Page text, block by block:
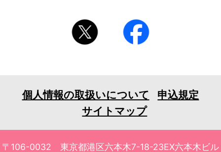
個人情報の取扱いについて
申込規定
サイトマップ
〒106-0032 東京都港区六本木7-18-23EX六本木ビル